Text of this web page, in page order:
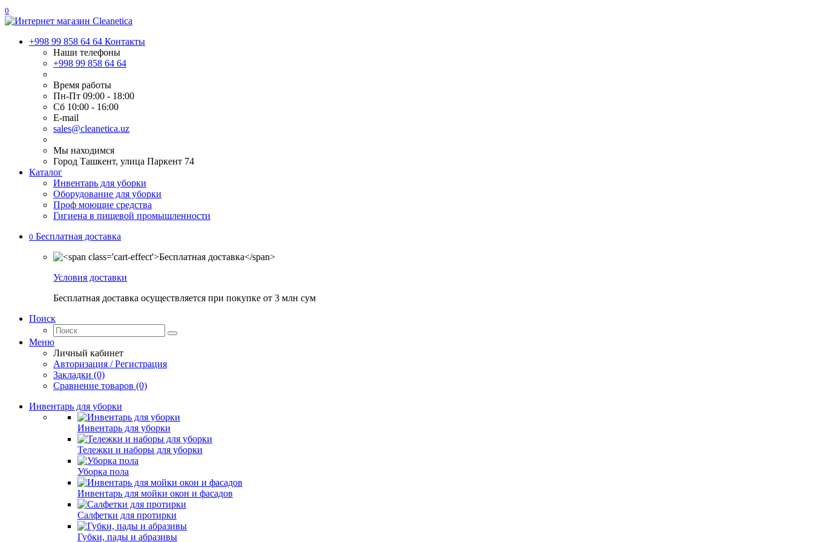
0
+998 99 858 64 64 Контакты
Наши телефоны
+998 99 858 64 64
Время работы
Пн-Пт 09:00 - 18:00
Сб 10:00 - 16:00
E-mail
sales@cleanetica.uz
Мы находимся
Город Ташкент, улица Паркент 74
Каталог
Инвентарь для уборки
Оборудование для уборки
Проф моющие средства
Гигиена в пищевой промышленности
0 Бесплатная доставка
Условия доставки
Бесплатная доставка осуществляется при покупке от 3 млн сум
Поиск
Меню
Личный кабинет
Авторизация / Регистрация
Закладки (0)
Сравнение товаров (0)
Инвентарь для уборки
Инвентарь для уборки
Тележки и наборы для уборки
Уборка пола
Инвентарь для мойки окон и фасадов
Салфетки для протирки
Губки, пады и абразивы